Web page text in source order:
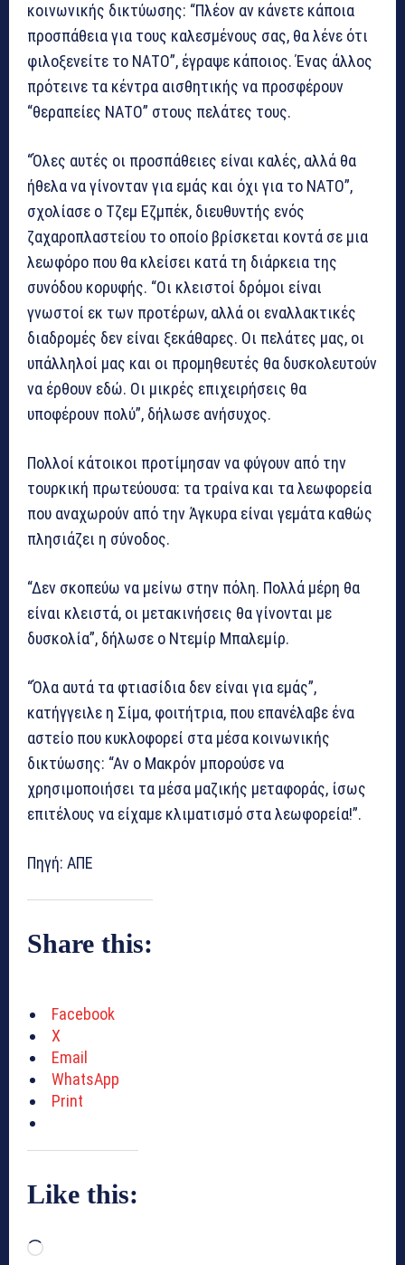
κοινωνικής δικτύωσης: “Πλέον αν κάνετε κάποια
προσπάθεια για τους καλεσμένους σας, θα λένε ότι
φιλοξενείτε το ΝΑΤΟ”, έγραψε κάποιος. Ένας άλλος
πρότεινε τα κέντρα αισθητικής να προσφέρουν
“θεραπείες ΝΑΤΟ” στους πελάτες τους.
“Όλες αυτές οι προσπάθειες είναι καλές, αλλά θα
ήθελα να γίνονταν για εμάς και όχι για το ΝΑΤΟ”,
σχολίασε ο Τζεμ Εζμπέκ, διευθυντής ενός
ζαχαροπλαστείου το οποίο βρίσκεται κοντά σε μια
λεωφόρο που θα κλείσει κατά τη διάρκεια της
συνόδου κορυφής. “Οι κλειστοί δρόμοι είναι
γνωστοί εκ των προτέρων, αλλά οι εναλλακτικές
διαδρομές δεν είναι ξεκάθαρες. Οι πελάτες μας, οι
υπάλληλοί μας και οι προμηθευτές θα δυσκολευτούν
να έρθουν εδώ. Οι μικρές επιχειρήσεις θα
υποφέρουν πολύ”, δήλωσε ανήσυχος.
Πολλοί κάτοικοι προτίμησαν να φύγουν από την
τουρκική πρωτεύουσα: τα τραίνα και τα λεωφορεία
που αναχωρούν από την Άγκυρα είναι γεμάτα καθώς
πλησιάζει η σύνοδος.
“Δεν σκοπεύω να μείνω στην πόλη. Πολλά μέρη θα
είναι κλειστά, οι μετακινήσεις θα γίνονται με
δυσκολία”, δήλωσε ο Ντεμίρ Μπαλεμίρ.
“Όλα αυτά τα φτιασίδια δεν είναι για εμάς”,
κατήγγειλε η Σίμα, φοιτήτρια, που επανέλαβε ένα
αστείο που κυκλοφορεί στα μέσα κοινωνικής
δικτύωσης: “Αν ο Μακρόν μπορούσε να
χρησιμοποιήσει τα μέσα μαζικής μεταφοράς, ίσως
επιτέλους να είχαμε κλιματισμό στα λεωφορεία!”.
Πηγή: ΑΠΕ
Share this:
Facebook
X
Email
WhatsApp
Print
Like this:
L